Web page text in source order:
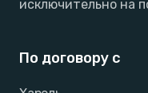
исключительно на
По договору с